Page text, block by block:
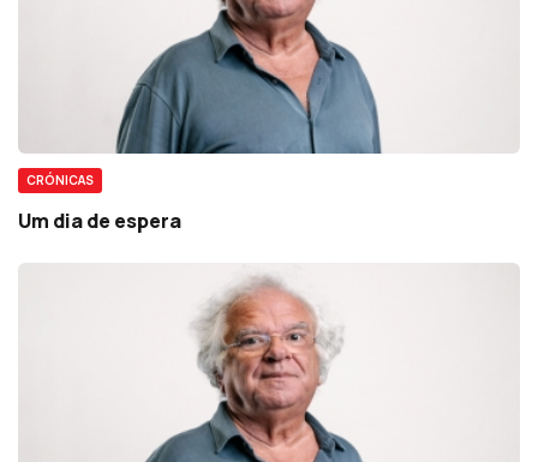
CRÓNICAS
Um dia de espera